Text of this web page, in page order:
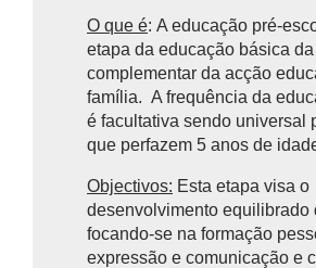
O que é: A educação pré-
etapa da educação básica
complementar da acção
família. A frequência da
é facultativa sendo universal
que perfazem 5 anos de
Objectivos: Esta etapa visa o
desenvolvimento equilibrado
focando-se na formação
expressão e comunicação e